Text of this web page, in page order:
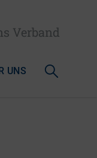
Verband
UNS